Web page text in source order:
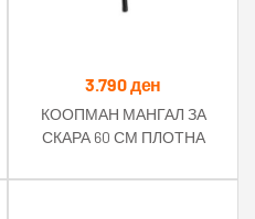
3.790 ден
КООПМАН МАНГАЛ ЗА
СКАРА 60 СМ ПЛОТНА